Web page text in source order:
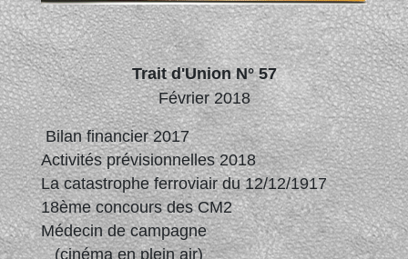
Trait d'Union N° 57
Février 2018
Bilan financier 2017
Activités prévisionnelles 2018
La catastrophe ferroviair du 12/12/1917
18ème concours des CM2
Médecin de campagne
(cinéma en plein air)